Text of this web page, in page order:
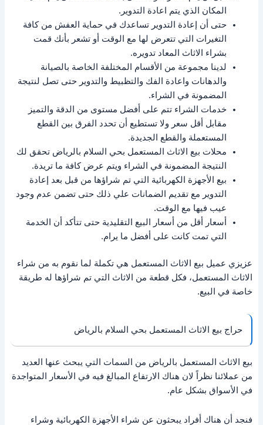
المكان الذي يتم اعادة التدوير.
حتى أن إعادة التدوير تساعدك في حماية العفش من كافة
التغيرات التي تتعرض لها مع الوقت أو تشعر بأنك قمت
بشراء الاثاث المعاد تدويره.
لدينا مجموعة من الأقسام المختلفة الخاصة بالصيانة
والدهانات واعادة الفك والتظبيط والتدوير حتى تصل لنتيجة
المضمونة في الشراء.
خدمات الشراء تتم على أفضل مستوى من الدقة والتميز
مقابل أقل سعر ولا تستطيع أن تحدد الفرق بين القطع
المستعملة والقطع الجديدة.
محلات بيع الاثاث المستعمل بحي السلام بالرياض تحقق لك
النتيجة المضمونة في الشراء ويتم عرض كافة ما تريدة.
بيع الأجهزة الكهربائية التي تم شراؤها من قبل بعد إعادة
التدوير مع تقديم الضمانات علي ذلك حتى تضمن عدم وجود
عيب فيها مع الوقت.
أسعار أقل من أسعار البيع التقليدية حتى تتأكد أن الخدمة
التي تمت كانت على أفضل ما يرام.
عزيزي عميل بيع الاثاث المستعمل هي تكملة لما نقوم به من شراء
الاثاث المستعمل، فكل قطعة من الاثاث التي تم شراؤها له طريقة
خاصة في البيع.
حراج بيع الاثاث المستعمل بحي السلام بالرياض
بيع الاثاث المستعمل بالرياض من السمات التي يبحث عنها العديد
من عملائنا نظراً لان هناك الارتفاع المبالغ فيه في الأسعار المتواجدة
في الأسواق بشكل عام.
فنجد أن هناك أفراد يبحثون عن شراء الأجهزة الكهربائية وشراء